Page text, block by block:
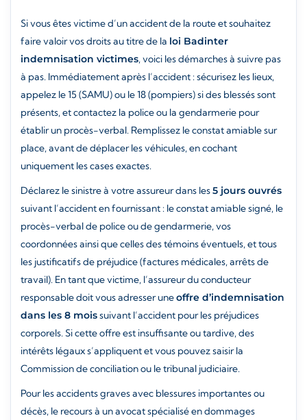
Si vous êtes victime d’un accident de la route et souhaitez
faire valoir vos droits au titre de la loi Badinter
indemnisation victimes, voici les démarches à suivre pas
à pas. Immédiatement après l’accident : sécurisez les lieux,
appelez le 15 (SAMU) ou le 18 (pompiers) si des blessés sont
présents, et contactez la police ou la gendarmerie pour
établir un procès-verbal. Remplissez le constat amiable sur
place, avant de déplacer les véhicules, en cochant
uniquement les cases exactes.
Déclarez le sinistre à votre assureur dans les5 jours ouvrés
suivant l’accident en fournissant : le constat amiable signé, le
procès-verbal de police ou de gendarmerie, vos
coordonnées ainsi que celles des témoins éventuels, et tous
les justificatifs de préjudice (factures médicales, arrêts de
travail). En tant que victime, l’assureur du conducteur
responsable doit vous adresser uneoffre d’indemnisation
dans les 8 moissuivant l’accident pour les préjudices
corporels. Si cette offre est insuffisante ou tardive, des
intérêts légaux s’appliquent et vous pouvez saisir la
Commission de conciliation ou le tribunal judiciaire.
Pour les accidents graves avec blessures importantes ou
décès, le recours à un avocat spécialisé en dommages